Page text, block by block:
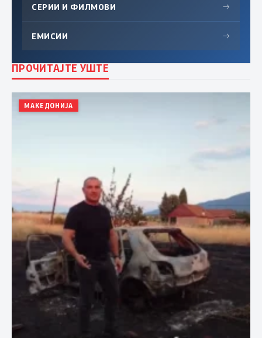
СЕРИИ И ФИЛМОВИ →
ЕМИСИИ →
ПРОЧИТАЈТЕ УШТЕ
МАКЕДОНИЈА